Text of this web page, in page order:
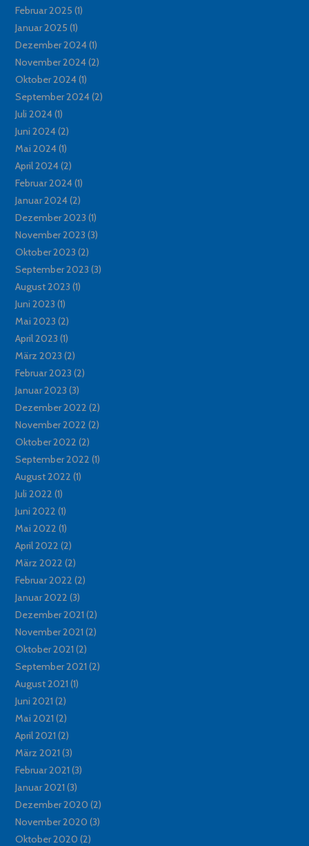
Februar 2025 (1)
Januar 2025 (1)
Dezember 2024(1)
November 2024(2)
Oktober 2024(1)
September 2024(2)
Juli 2024(1)
Juni 2024(2)
Mai 2024(1)
April 2024(2)
Februar 2024(1)
Januar 2024(2)
Dezember 2023 (1)
November 2023 (3)
Oktober 2023 (2)
September 2023 (3)
August 2023 (1)
Juni 2023 (1)
Mai 2023 (2)
April 2023 (1)
März 2023 (2)
Februar 2023 (2)
Januar 2023 (3)
Dezember 2022 (2)
November 2022 (2)
Oktober 2022 (2)
September 2022 (1)
August 2022 (1)
Juli 2022 (1)
Juni 2022 (1)
Mai 2022 (1)
April 2022 (2)
März 2022 (2)
Februar 2022 (2)
Januar 2022 (3)
Dezember 2021 (2)
November 2021 (2)
Oktober 2021 (2)
September 2021 (2)
August 2021 (1)
Juni 2021 (2)
Mai 2021 (2)
April 2021 (2)
März 2021 (3)
Februar 2021 (3)
Januar 2021 (3)
Dezember 2020 (2)
November 2020 (3)
Oktober 2020 (2)